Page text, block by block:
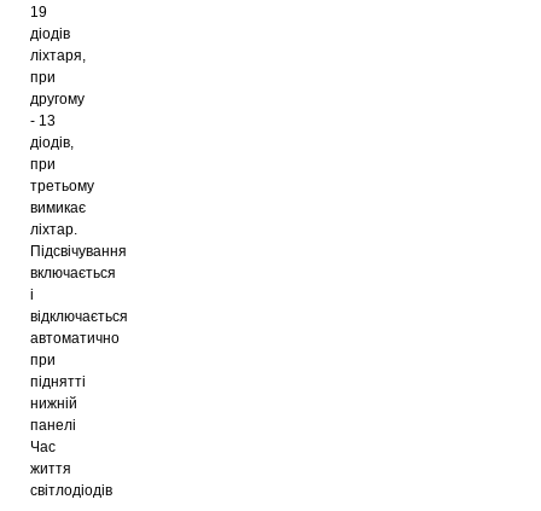
19
діодів
ліхтаря,
при
другому
- 13
діодів,
при
третьому
вимикає
ліхтар.
Підсвічування
включається
і
відключається
автоматично
при
піднятті
нижній
панелі
Час
життя
світлодіодів